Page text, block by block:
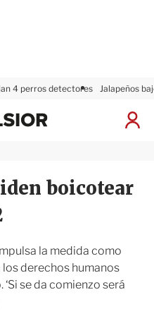
4 perros detectores Jalapeños
I
a
x
s
iboicotear
la medida como
derechos humanos
se da comienzo será